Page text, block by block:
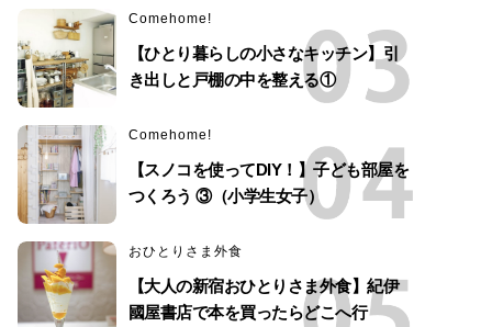
Comehome!
【ひとり暮らしの小さなキッチン】引
き出しと戸棚の中を整える①
Comehome!
【スノコを使ってDIY！】子ども部屋を
つくろう ③（小学生女子）
おひとりさま外食
【大人の新宿おひとりさま外食】紀伊
國屋書店で本を買ったらどこへ行